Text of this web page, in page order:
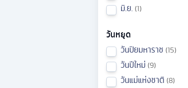
มิ.ย. 1
วันหยุด
วันปิยมหาราช 15
วันปีใหม่ 9
วันแม่แห่งชาติ 8